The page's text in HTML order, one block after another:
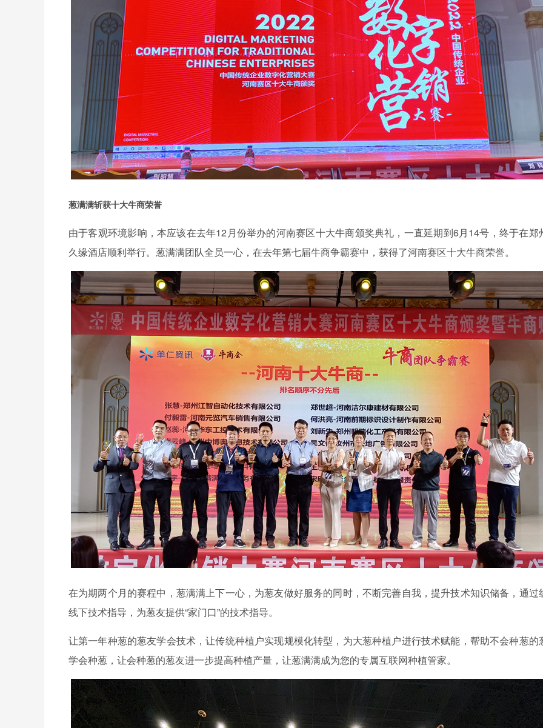
葱满满斩获十大牛商荣誉
由于客观环境影响，本应该在去年12月份举办的河南赛区十大牛商颁奖典礼，一直延期到6月14号，终于在郑
久缘酒店顺利举行。葱满满团队全员一心，在去年第七届牛商争霸赛中，获得了河南赛区十大牛商荣誉。
在为期两个月的赛程中，葱满满上下一心，为葱友做好服务的同时，不断完善自我，提升技术知识储备，通过
线下技术指导，为葱友提供“家门口”的技术指导。
让第一年种葱的葱友学会技术，让传统种植户实现规模化转型，为大葱种植户进行技术赋能，帮助不会种葱的
学会种葱，让会种葱的葱友进一步提高种植产量，让葱满满成为您的专属互联网种植管家。